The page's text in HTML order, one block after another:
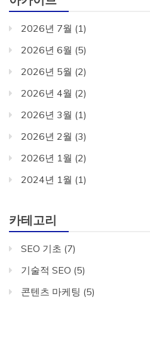
2026년 7월 (1)
2026년 6월 (5)
2026년 5월 (2)
2026년 4월 (2)
2026년 3월 (1)
2026년 2월 (3)
2026년 1월 (2)
2024년 1월 (1)
카테고리
SEO 기초 (7)
기술적 SEO (5)
콘텐츠 마케팅 (5)